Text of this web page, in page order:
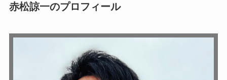
赤松諒一のプロフィール